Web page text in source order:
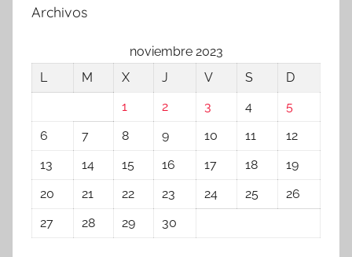
Archivos
noviembre 2023
L
M X J V S
D
1
2 3 4
5
6
7 8 9 10 11
12
13
14 15 16 17 18
19
20
21 22 23 24 25
26
27
28 29 30